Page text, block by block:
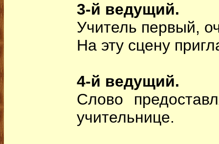
3-й ведущий.
Учитель первый,
На эту сцену
4-й ведущий.
Слово
учительнице.